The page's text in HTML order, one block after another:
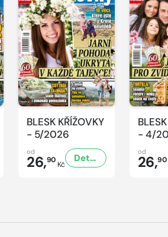
BLESK KŘÍŽOVKY
- 5/2026
od
26,90 Kč
Detail
- 4/
od
26,90